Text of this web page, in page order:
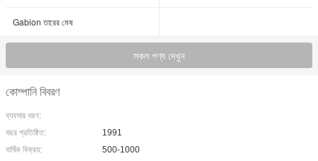
Gabion তারের মেষ
সকল পণ্য দেখুন
কোম্পানি বিবরণ
ব্যবসার ধরণ:
বছর প্রতিষ্ঠিত:
1991
বার্ষিক বিক্রয়:
500-1000